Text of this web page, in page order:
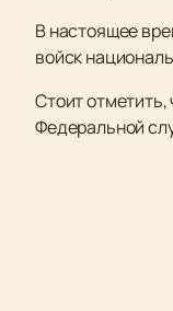
В настоящее
войск
Стоит
Федеральной